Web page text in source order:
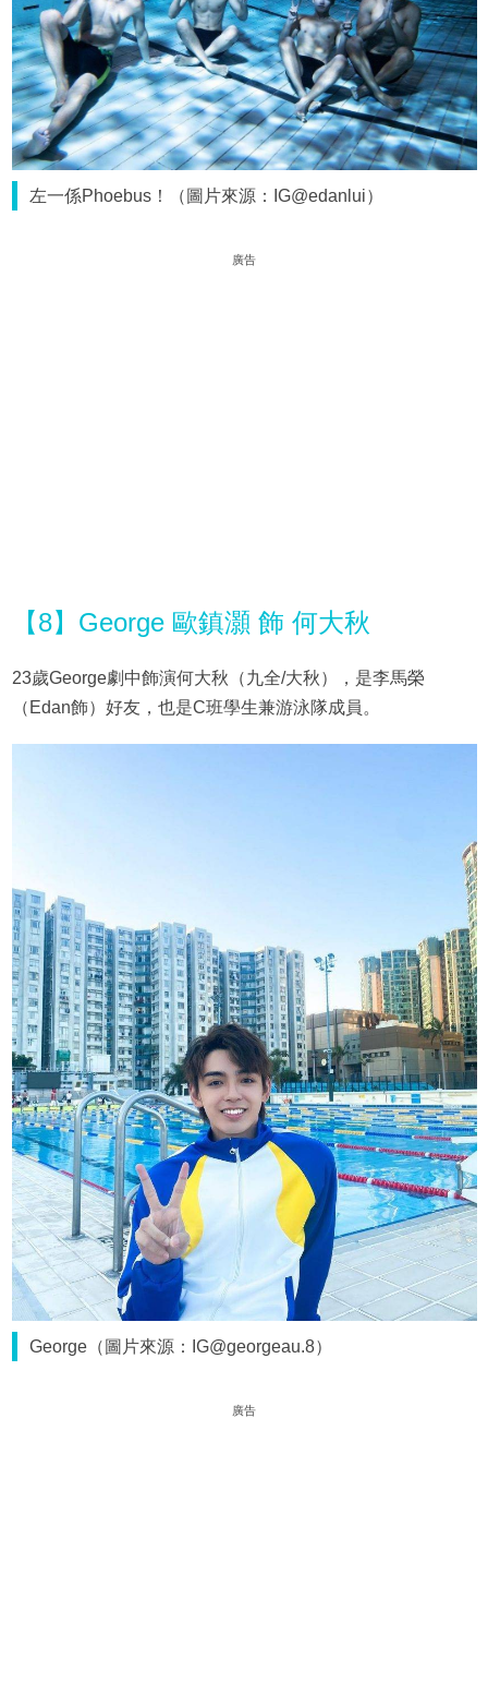
左一係Phoebus！（圖片來源：IG@edanlui）
廣告
【8】George 歐鎮灝 飾 何大秋
23歲George劇中飾演何大秋（九全/大秋），是李馬榮
（Edan飾）好友，也是C班學生兼游泳隊成員。
George（圖片來源：IG@georgeau.8）
廣告